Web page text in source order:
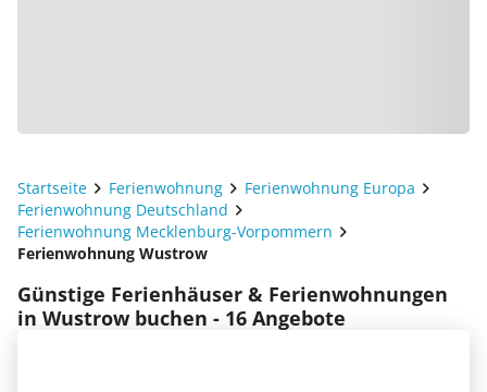
Startseite Ferienwohnung
Ferienwohnung Europa
Ferienwohnung Deutschland
Ferienwohnung Mecklenburg-Vorpommern
Ferienwohnung Wustrow
Günstige Ferienhäuser & Ferienwohnungen
in Wustrow buchen - 16 Angebote